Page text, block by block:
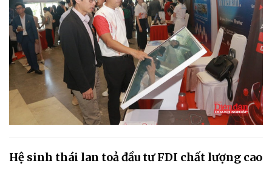
Hệ sinh thái lan toả đầu tư FDI chất lượng cao